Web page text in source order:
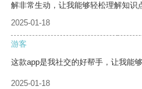
解非常生动，让我能够轻松理解知识
2025-01-18
游客
这款app是我社交的好帮手，让我能
2025-01-18